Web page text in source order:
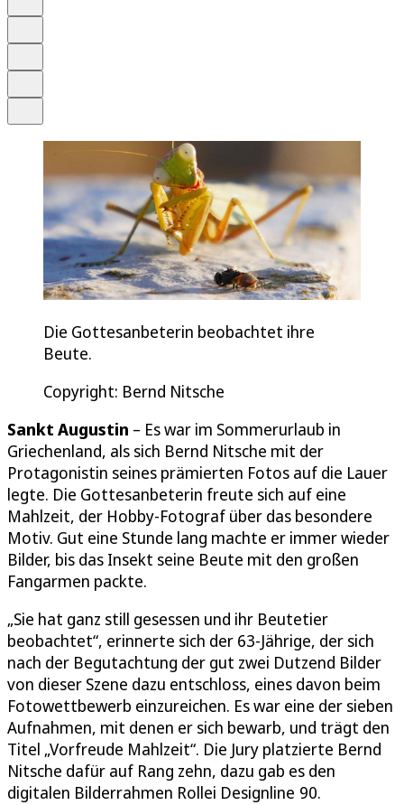
Die Gottesanbeterin beobachtet ihre
Beute.
Copyright: Bernd Nitsche
Sankt Augustin – Es war im Sommerurlaub in
Griechenland, als sich Bernd Nitsche mit der
Protagonistin seines prämierten Fotos auf die Lauer
legte. Die Gottesanbeterin freute sich auf eine
Mahlzeit, der Hobby-Fotograf über das besondere
Motiv. Gut eine Stunde lang machte er immer wieder
Bilder, bis das Insekt seine Beute mit den großen
Fangarmen packte.
„Sie hat ganz still gesessen und ihr Beutetier
beobachtet“, erinnerte sich der 63-Jährige, der sich
nach der Begutachtung der gut zwei Dutzend Bilder
von dieser Szene dazu entschloss, eines davon beim
Fotowettbewerb einzureichen. Es war eine der sieben
Aufnahmen, mit denen er sich bewarb, und trägt den
Titel „Vorfreude Mahlzeit“. Die Jury platzierte Bernd
Nitsche dafür auf Rang zehn, dazu gab es den
digitalen Bilderrahmen Rollei Designline 90.